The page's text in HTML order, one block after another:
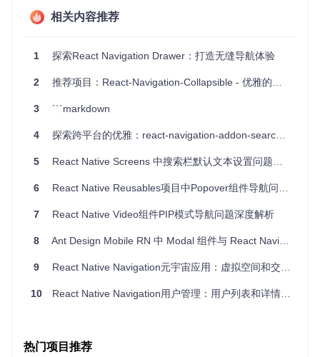
全面的文档：详尽地记录了库的每个部分，包括可能遇到的
交互式示例
：通过Snack提供，让学习过程更具互动性。
多语言支持
：定期自动更新来自Crowdin的最新本地化翻
译。
繁。
如果你正在寻找一个能够提升你的React Native应用导航功能
的框架，React Navigation无疑是值得尝试的。立即加入，享
受优雅的导航设计带来的愉悦体验吧！
相关内容推荐
1 探索React Navigation Drawer：打造无缝导航体验
2 推荐项目：React-Navigation-Collapsible - 优雅的可折叠导航解决方案
3 ```markdown
4 探索跨平台的优雅：react-navigation-addon-search-layout深度解析与推荐
5 React Native Screens 中搜索栏默认文本设置问题解析
6 React Native Reusables项目中Popover组件导航问题的解决方案
7 React Native Video组件PIP模式导航问题深度解析
8 Ant Design Mobile RN 中 Modal 组件与 React Navigation 的 useRoute 冲突问题解析
9 React Native Navigation元宇宙应用：虚拟空间和交互页面导航终极指南
10 React Native Navigation用户管理：用户列表和详情页面导航
热门项目推荐